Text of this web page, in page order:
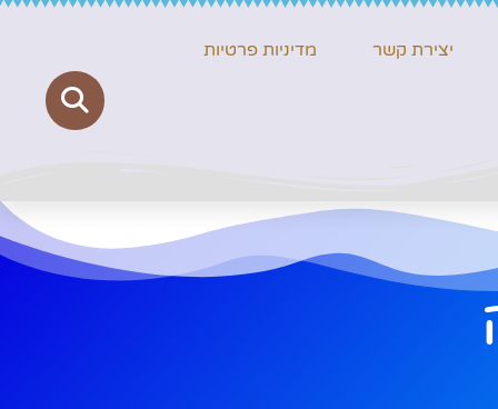
יצירת קשר מדיניות פרטיות